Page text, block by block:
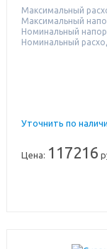
Максимальный
Максимальный
Номинальный
Номинальный
Уточнить по
Цена: 117216